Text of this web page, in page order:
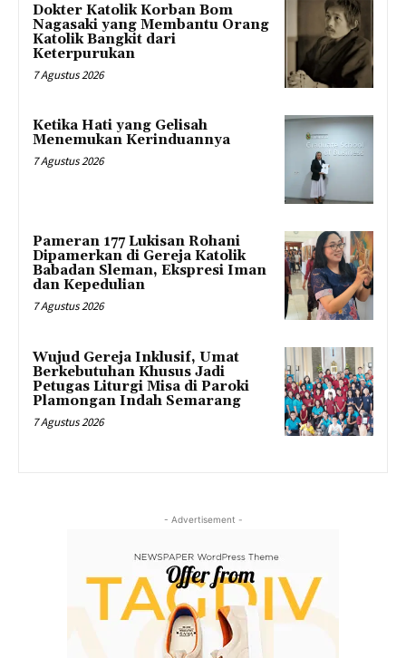
Dokter Katolik Korban Bom
Nagasaki yang Membantu Orang
Katolik Bangkit dari
Keterpurukan
7 Agustus 2026
Ketika Hati yang Gelisah
Menemukan Kerinduannya
7 Agustus 2026
Pameran 177 Lukisan Rohani
Dipamerkan di Gereja Katolik
Babadan Sleman, Ekspresi Iman
dan Kepedulian
7 Agustus 2026
Wujud Gereja Inklusif, Umat
Berkebutuhan Khusus Jadi
Petugas Liturgi Misa di Paroki
Plamongan Indah Semarang
7 Agustus 2026
- Advertisement -